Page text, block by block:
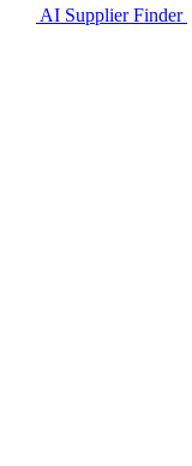
AI Supplier Finder